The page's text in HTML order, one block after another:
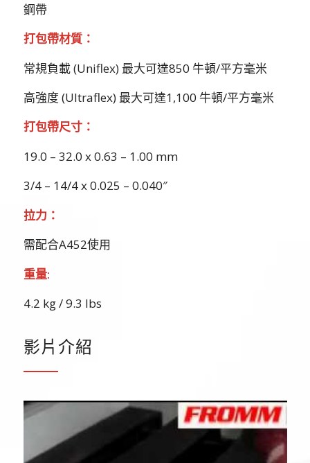
鋼帶
打包帶材質：
常規負載 (Uniflex) 最大可達850 牛頓/平方毫米
高強度 (Ultraflex) 最大可達1,100 牛頓/平方毫米
打包帶尺寸：
19.0 – 32.0 x 0.63 – 1.00 mm
3/4 – 14/4 x 0.025 – 0.040″
拉力：
需配合A452使用
重量:
4.2 kg / 9.3 lbs
影片介紹